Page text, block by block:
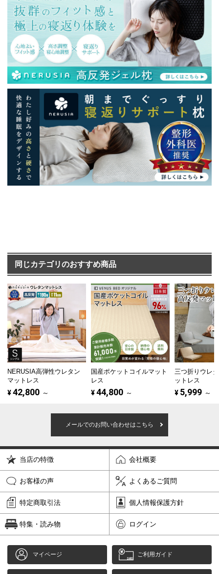
同じカテゴリのおすすめ商品
NERUSIA高弾性ウレタン
マットレス
¥42,800 ～
国産ポケットコイルマット
レス
¥44,800 ～
三つ折りウレ
ットレス
¥ 5,999 ～
メールでのお問い合わせはこちら
当店の特徴 会社概要
お客様の声 よくあるご質問
特定商取引法 個人情報保護方針
特集・読み物 ログイン
マイページ ご利用ガイド